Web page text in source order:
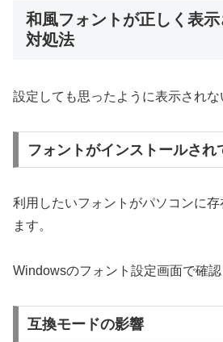
和風フォントが正しく表
対処法
設定しても思ったように表示されな
フォントがインストールされ
利用したいフォントがパソコンに存
ます。
Windowsのフォント設定画面で確認
互換モードの影響